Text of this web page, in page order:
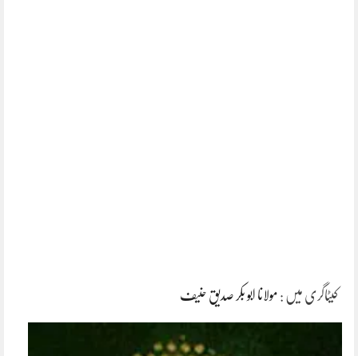
کیٹاگری میں : مولانا ابو بکر صدیق حنیف